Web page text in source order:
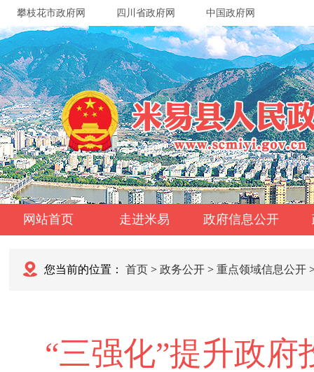
攀枝花市政府网 四川省政府网 中国政府网
网站首页 走进米易 政府信息公开
您当前的位置： 首页 > 政务公开 > 重点领域信息公开
“三强化”提升政